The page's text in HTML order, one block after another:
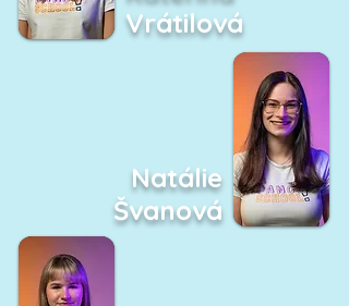
Vrátilová
Natálie
Švanová